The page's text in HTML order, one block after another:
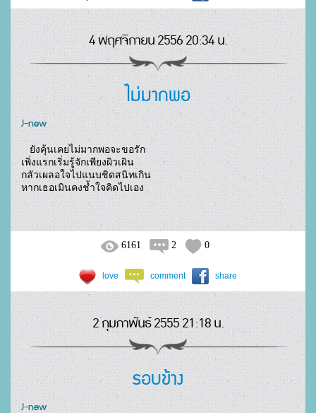
4 พฤศจิกายน 2556 20:34 น.
ไม่มากพอ
J-new
ยังคุ้นเคยไม่มากพอจะขอรัก
เพิ่งแรกเริ่มรู้จักเพียงผิวเผิน
กลัวเผลอใจไปแนบชิดสนิทเกิน
หากเธอเมินคงช้ำใจคิดไปเอง
6161 2 0
love comment share
2 กุมภาพันธ์ 2555 21:18 น.
รอบข้าง
J-new